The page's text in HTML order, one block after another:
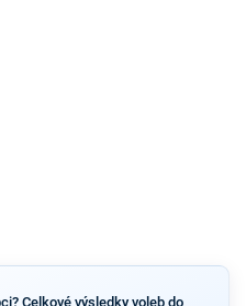
Celkové výsledky voleb do